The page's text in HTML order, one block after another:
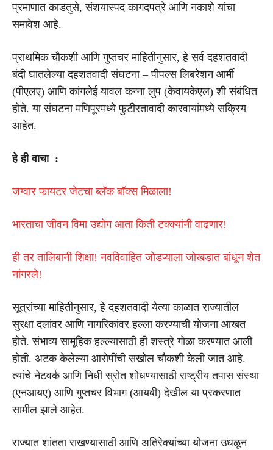
प्रमाणात काडतुसे, संशयास्पद कागदपत्रे आणि नकाशे यांचा
समावेश आहे.
प्राथमिक चौकशी आणि गुप्तचर माहितीनुसार, हे सर्व दहशतवादी
बंदी घातलेल्या दहशतवादी संघटना – पीपल्स लिबरेशन आर्मी
(पीएलए) आणि कांगलेई यावल कन्ना लुप (केवायकेएल) शी संबंधित
होते. या संघटना मणिपूरमध्ये फुटीरतावादी कारवायांमध्ये सक्रिय
आहेत.
हे ही वाचा :
जग्वार फायटर जेटचा ब्लॅक बॉक्स मिळाला!
भारताचा जीवन विमा उद्योग आता किती टक्क्यांनी वाढणार!
ही तर तालिबानी शिक्षा! नवविवाहित जोडप्याला जोखडात बांधून शेत
नांगरले!
सूत्रांच्या माहितीनुसार, हे दहशतवादी येत्या काळात राज्यातील
सुरक्षा दलांवर आणि नागरिकांवर हल्ला करण्याची योजना आखत
होते. संभाव्य सामूहिक हल्ल्यासाठी ही शस्त्रे गोळा करण्यात आली
होती. अटक केलेल्या आरोपींची सखोल चौकशी केली जात आहे.
त्यांचे नेटवर्क आणि निधी स्रोत शोधण्यासाठी राष्ट्रीय तपास संस्था
(एनआयए) आणि गुप्तचर विभाग (आयबी) देखील या प्रकरणात
सामील झाले आहेत.
राज्यात शांतता राखण्यासाठी आणि अतिरेक्यांच्या योजना उधळून